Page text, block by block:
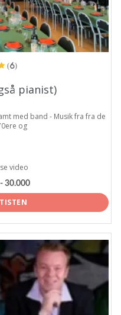
(6)
pianist)
med band - Musik fra fra de
og
video
30.000